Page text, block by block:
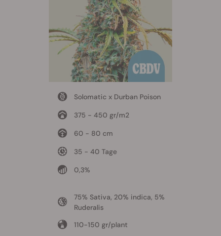
Solomatic x Durban Poison
375 - 450 gr/m2
60 - 80 cm
35 - 40 Tage
0,3%
75% Sativa, 20% indica, 5%
Ruderalis
110-150 gr/plant